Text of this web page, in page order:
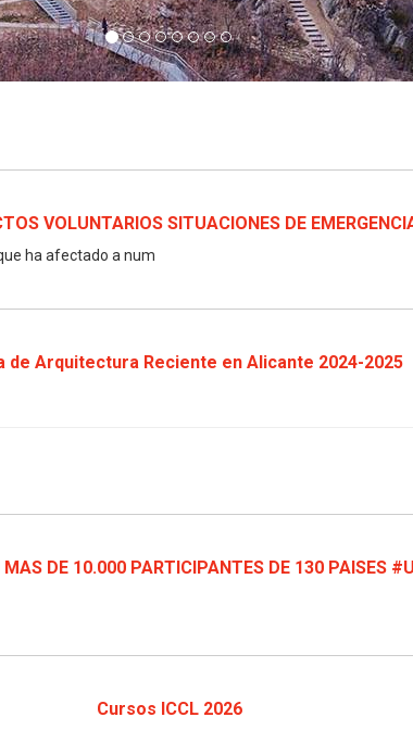
VOLUNTARIOS SITUACIONES DE
ha afectado a num
de Arquitectura Reciente en Alicante 2024-2025
MAS DE 10.000 PARTICIPANTES DE 130 PAISES
Cursos ICCL 2026